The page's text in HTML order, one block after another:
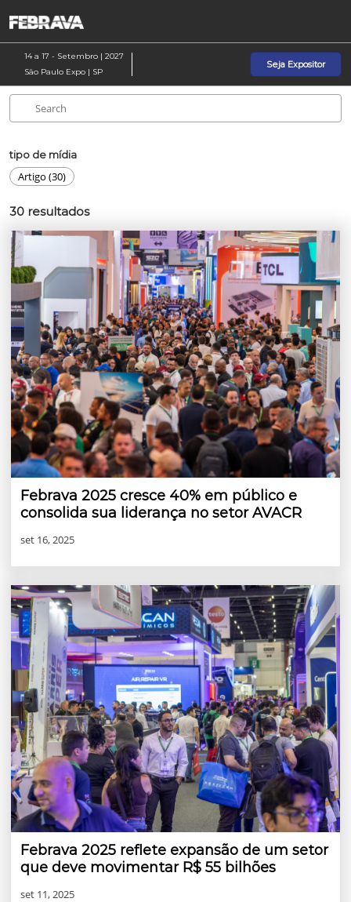
para
o
conteúdo
14 a 17 - Setembro | 2027
São Paulo Expo | SP
Seja Expositor
tipo de mídia
Artigo (30)
30 resultados
Febrava 2025 cresce 40% em público e
consolida sua liderança no setor AVACR
set 16, 2025
Febrava 2025 reflete expansão de um setor
que deve movimentar R$ 55 bilhões
set 11, 2025